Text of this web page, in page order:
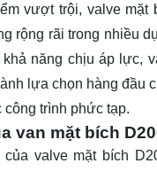
vượt trội, valve mặt
rộng rãi trong nhiều
năng chịu áp lực,
lựa chọn hàng đầu
công trình phức tạp.
van mặt bích
valve mặt bích